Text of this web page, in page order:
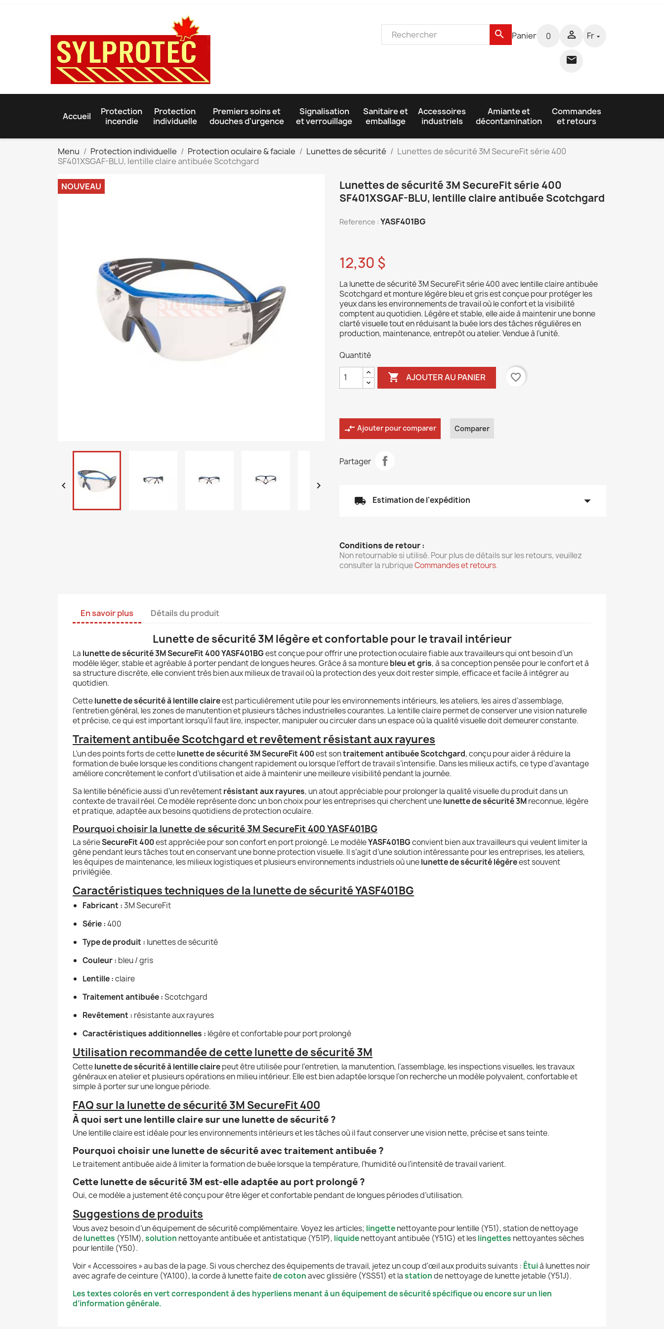
search Panier 0 

Fr 
Accueil
Protection
incendie
Protection
individuelle
Premiers soins et
douches d'urgence
Signalisation
et verrouillage
Sanitaire et
emballage
Accessoires
industriels
Amiante et
décontamination
Commandes
et retours
Menu Protection individuelle Protection oculaire & faciale Lunettes de sécurité
Lunettes de sécurité 3M SecureFit série 400
SF401XSGAF-BLU, lentille claire antibuée Scotchgard
NOUVEAU
 
Lunettes de sécurité 3M SecureFit série 400
SF401XSGAF-BLU, lentille claire antibuée Scotchgard
Reference : YASF401BG
12,30 $
La lunette de sécurité 3M SecureFit série 400 avec lentille claire antibuée
Scotchgard et monture légère bleu et gris est conçue pour protéger les
yeux dans les environnements de travail où le confort et la visibilité
comptent au quotidien. Légère et stable, elle aide à maintenir une bonne
clarté visuelle tout en réduisant la buée lors des tâches régulières en
production, maintenance, entrepôt ou atelier. Vendue à l’unité.
Quantité
 AJOUTER AU PANIER favorite_border
compare_arrows Ajouter pour comparer Comparer
Partager
local_shipping Estimation de l'expédition arrow_drop_down
Conditions de retour :
Non retournable si utilisé. Pour plus de détails sur les retours, veuillez
consulter la rubriqueCommandes et retours.
En savoir plus Détails du produit
Lunette de sécurité 3M légère et confortable pour le travail intérieur
La lunette de sécurité 3M SecureFit 400 YASF401BGest conçue pour offrir une protection oculaire fiable aux travailleurs qui ont besoin d’un
modèle léger, stable et agréable à porter pendant de longues heures. Grâce à sa monturebleu et gris, à sa conception pensée pour le confort et à
sa structure discrète, elle convient très bien aux milieux de travail où la protection des yeux doit rester simple, efficace et facile à intégrer au
quotidien.
Cettelunette de sécurité à lentille claireest particulièrement utile pour les environnements intérieurs, les ateliers, les aires d’assemblage,
l’entretien général, les zones de manutention et plusieurs tâches industrielles courantes. La lentille claire permet de conserver une vision naturelle
et précise, ce qui est important lorsqu’il faut lire, inspecter, manipuler ou circuler dans un espace où la qualité visuelle doit demeurer constante.
Traitement antibuée Scotchgard et revêtement résistant aux rayures
L’un des points forts de cettelunette de sécurité 3M SecureFit 400est sontraitement antibuée Scotchgard, conçu pour aider à réduire la
formation de buée lorsque les conditions changent rapidement ou lorsque l’effort de travail s’intensifie. Dans les milieux actifs, ce type d’avantage
améliore concrètement le confort d’utilisation et aide à maintenir une meilleure visibilité pendant la journée.
Sa lentille bénéficie aussi d’un revêtementrésistant aux rayures, un atout appréciable pour prolonger la qualité visuelle du produit dans un
contexte de travail réel. Ce modèle représente donc un bon choix pour les entreprises qui cherchent unelunette de sécurité 3Mreconnue, légère
et pratique, adaptée aux besoins quotidiens de protection oculaire.
Pourquoi choisir la lunette de sécurité 3M SecureFit 400 YASF401BG
La sérieSecureFit 400est appréciée pour son confort en port prolongé. Le modèleYASF401BGconvient bien aux travailleurs qui veulent limiter la
gêne pendant leurs tâches tout en conservant une bonne protection visuelle. Il s’agit d’une solution intéressante pour les entreprises, les ateliers,
les équipes de maintenance, les milieux logistiques et plusieurs environnements industriels où unelunette de sécurité légèreest souvent
privilégiée.
Caractéristiques techniques de la lunette de sécurité YASF401BG
Fabricant :3M SecureFit
Série :400
Type de produit : lunettes de sécurité
Couleur : bleu / gris
Lentille :claire
Traitement antibuée :Scotchgard
Revêtement : résistante aux rayures
Caractéristiques additionnelles : légère et confortable pour port prolongé
Utilisation recommandée de cette lunette de sécurité 3M
Cettelunette de sécurité à lentille clairepeut être utilisée pour l’entretien, la manutention, l’assemblage, les inspections visuelles, les travaux
généraux en atelier et plusieurs opérations en milieu intérieur. Elle est bien adaptée lorsque l’on recherche un modèle polyvalent, confortable et
simple à porter sur une longue période.
FAQ sur la lunette de sécurité 3M SecureFit 400
À quoi sert une lentille claire sur une lunette de sécurité ?
Une lentille claire est idéale pour les environnements intérieurs et les tâches où il faut conserver une vision nette, précise et sans teinte.
Pourquoi choisir une lunette de sécurité avec traitement antibuée ?
Le traitement antibuée aide à limiter la formation de buée lorsque la température, l’humidité ou l’intensité de travail varient.
Cette lunette de sécurité 3M est-elle adaptée au port prolongé ?
Oui, ce modèle a justement été conçu pour être léger et confortable pendant de longues périodes d’utilisation.
Suggestions de produits
Vous avez besoin d’un équipement de sécurité complémentaire. Voyez les articles; lingettenettoyante pour lentille (Y51), station de nettoyage
delunettes (Y51M),solution nettoyante antibuée et antistatique (Y51P), liquidenettoyant antibuée (Y51G) et leslingettes nettoyantes sèches
pour lentille (Y50).
Voir « Accessoires » au bas de la page. Si vous cherchez des équipements de travail, jetez un coup d'œil aux produits suivants : Étuià lunettes noir
avec agrafe de ceinture (YA100), la corde à lunette faitede cotonavec glissière (YSS51) et lastationde nettoyage de lunette jetable (Y51J).
Les textes colorés en vert correspondent à des hyperliens menant à un équipement de sécurité spécifique ou encore sur un lien
d’information générale.